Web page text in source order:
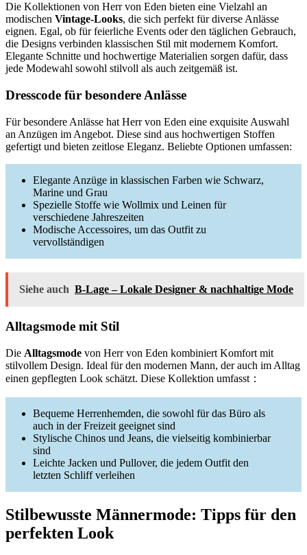
Die Kollektionen von Herr von Eden bieten eine Vielzahl an
modischen Vintage-Looks, die sich perfekt für diverse Anlässe
eignen. Egal, ob für feierliche Events oder den täglichen Gebrauch,
die Designs verbinden klassischen Stil mit modernem Komfort.
Elegante Schnitte und hochwertige Materialien sorgen dafür, dass
jede Modewahl sowohl stilvoll als auch zeitgemäß ist.
Dresscode für besondere Anlässe
Für besondere Anlässe hat Herr von Eden eine exquisite Auswahl
an Anzügen im Angebot. Diese sind aus hochwertigen Stoffen
gefertigt und bieten zeitlose Eleganz. Beliebte Optionen umfassen:
Elegante Anzüge in klassischen Farben wie Schwarz,
Marine und Grau
Spezielle Stoffe wie Wollmix und Leinen für
verschiedene Jahreszeiten
Modische Accessoires, um das Outfit zu
vervollständigen
Siehe auch B-Lage – Lokale Designer & nachhaltige Mode
Alltagsmode mit Stil
Die Alltagsmode von Herr von Eden kombiniert Komfort mit
stilvollem Design. Ideal für den modernen Mann, der auch im Alltag
einen gepflegten Look schätzt. Diese Kollektion umfasst：
Bequeme Herrenhemden, die sowohl für das Büro als
auch in der Freizeit geeignet sind
Stylische Chinos und Jeans, die vielseitig kombinierbar
sind
Leichte Jacken und Pullover, die jedem Outfit den
letzten Schliff verleihen
Stilbewusste Männermode: Tipps für den
perfekten Look